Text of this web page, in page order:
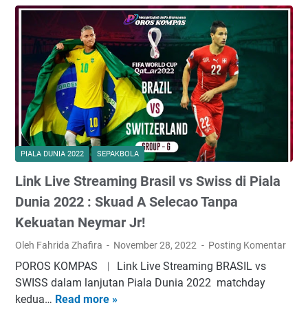
u
l
B
a
s
i
l
k
e
a
b
a
6
B
:
S
k
u
a
R
o
s
s
o
r
o
c
i
t
s
K
a
m
u
n
d
i
P
i
l
a
D
u
n
i
l
L
g
k
a
p
T
i
m
n
a
s
S
w
PIALA DUNIA 2022 SEPAKBOLA
Link Live Streaming Brasil vs Swiss di Piala
Dunia 2022 : Skuad A Selecao Tanpa
Kekuatan Neymar Jr!
Oleh Fahrida Zhafira November 28, 2022 Posting Komentar
POROS KOMPAS ︱ Link Live Streaming BRASIL vs
SWISS dalam lanjutan Piala Dunia 2022 matchday
kedua… Read more »